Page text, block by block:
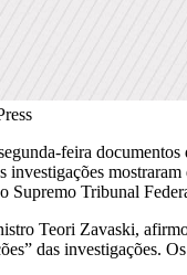
feira
investigações
Supremo Tribunal
Teori Zavaski,
das investigações.